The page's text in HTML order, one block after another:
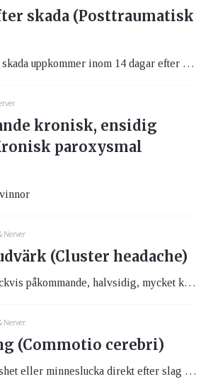
skada (Posttraumatisk
Akut huvudvärk efter skada uppkommer inom 14 dagar efter skadan och försvinner inom två månader. Kronisk huvudvärk efter...
kronisk, ensidig
paroxysmal
Nerver
(Cluster headache)
Migränliknande, attackvis påkommande, halvsidig, mycket kraftig huvudvärk.
Nerver
(Commotio cerebri)
Kortvarig medvetslöshet eller minneslucka direkt efter slag mot huvudet.